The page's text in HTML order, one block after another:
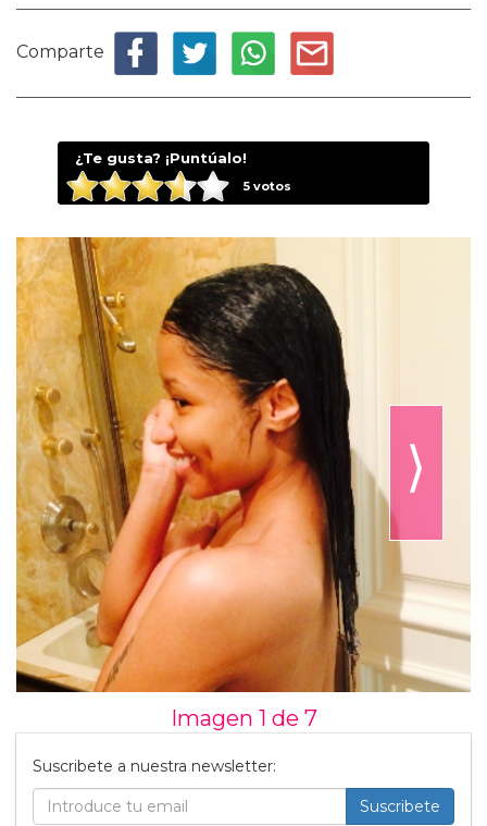
Comparte
¿Te gusta? ¡Puntúalo!
5votos
⟩
Imagen 1 de 7
Suscribete a nuestra newsletter:
Suscribete